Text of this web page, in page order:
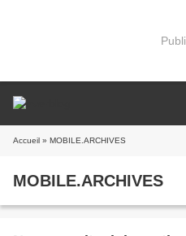
Accueil » MOBILE.ARCHIVES
MOBILE.ARCHIVES